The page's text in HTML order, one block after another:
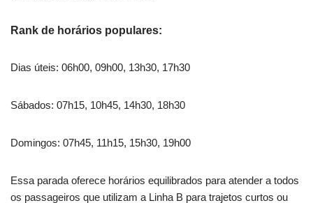
Rank de horários populares:
Dias úteis: 06h00, 09h00, 13h30, 17h30
Sábados: 07h15, 10h45, 14h30, 18h30
Domingos: 07h45, 11h15, 15h30, 19h00
Essa parada oferece horários equilibrados para atender a todos
os passageiros que utilizam a Linha B para trajetos curtos ou